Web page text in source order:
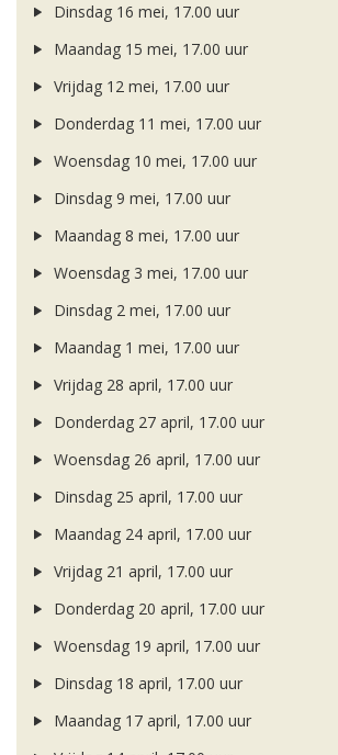
Dinsdag 16 mei, 17.00 uur
Maandag 15 mei, 17.00 uur
Vrijdag 12 mei, 17.00 uur
Donderdag 11 mei, 17.00 uur
Woensdag 10 mei, 17.00 uur
Dinsdag 9 mei, 17.00 uur
Maandag 8 mei, 17.00 uur
Woensdag 3 mei, 17.00 uur
Dinsdag 2 mei, 17.00 uur
Maandag 1 mei, 17.00 uur
Vrijdag 28 april, 17.00 uur
Donderdag 27 april, 17.00 uur
Woensdag 26 april, 17.00 uur
Dinsdag 25 april, 17.00 uur
Maandag 24 april, 17.00 uur
Vrijdag 21 april, 17.00 uur
Donderdag 20 april, 17.00 uur
Woensdag 19 april, 17.00 uur
Dinsdag 18 april, 17.00 uur
Maandag 17 april, 17.00 uur